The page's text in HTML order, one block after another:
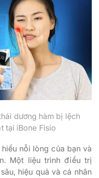
dương hàm bị lệch
tại iBone Fisio
nỗi lòng của bạn và
Một liệu trình điều trị
hiệu quả và cá nhân